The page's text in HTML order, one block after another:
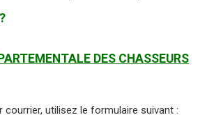
DES CHASSEURS
courrier, utilisez le formulaire suivant :